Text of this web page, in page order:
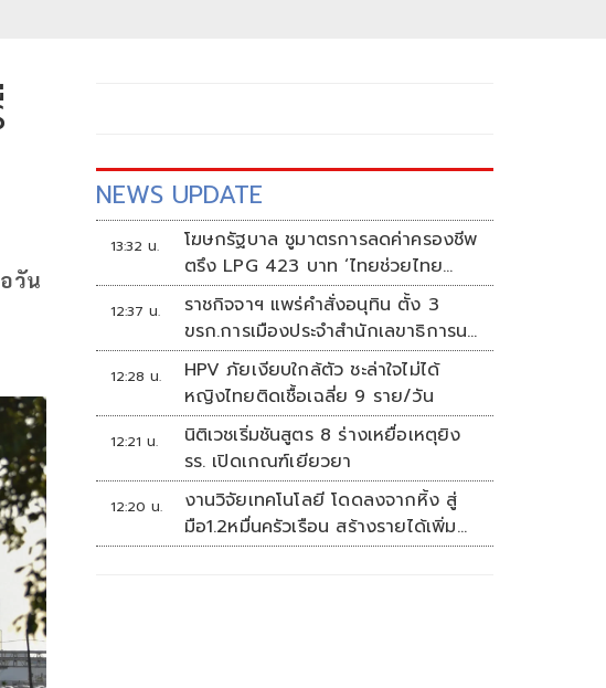
วัน
NEWS UPDATE
13:32 น.
โฆษกรัฐบาล ชูมาตรการลดค่าครองชีพ
ตรึง LPG 423 บาท ‘ไทยช่วยไทย
พลัส’ ดันเงินหมุนแสนล้าน
12:37 น.
ราชกิจจาฯ แพร่คำสั่งอนุทิน ตั้ง 3
ขรก.การเมืองประจำสำนักเลขาธิการนา
ยกฯ
12:28 น.
HPV ภัยเงียบใกล้ตัว ชะล่าใจไม่ได้
หญิงไทยติดเชื้อเฉลี่ย 9 ราย/วัน
12:21 น.
นิติเวชเริ่มชันสูตร 8 ร่างเหยื่อเหตุยิง
รร. เปิดเกณฑ์เยียวยา
12:20 น.
งานวิจัยเทคโนโลยี โดดลงจากหิ้ง สู่
มือ1.2หมื่นครัวเรือน สร้างรายได้เพิ่ม
ทุกเดือน